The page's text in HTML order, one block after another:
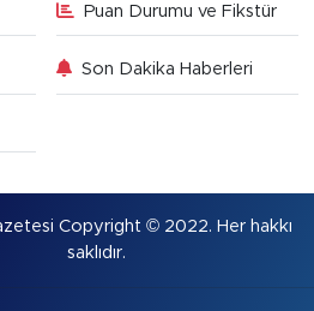
Puan Durumu ve Fikstür
Son Dakika Haberleri
Copyright © 2022. Her hakkı
saklıdır.